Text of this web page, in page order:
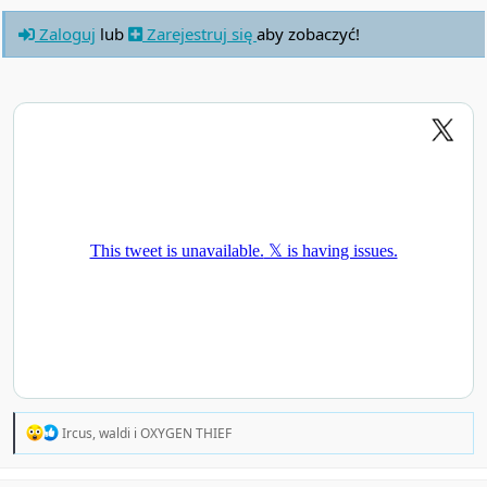
Zaloguj lub Zarejestruj się aby zobaczyć!
R
Ircus,waldi i OXYGEN THIEF